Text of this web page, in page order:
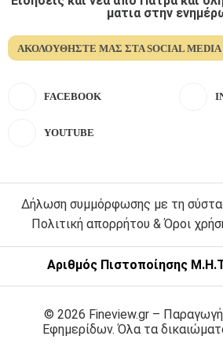
ματια στην
ΑΚΟΛΟΥΘΉΣΤΕ ΜΑΣ ΣΤΑ SOCIAL MEDIA
FACEBOOK
YOUTUBE
Δήλωση συμμόρφωσης με τη
Πολιτική απορρήτου & Όροι
Αριθμός Πιστοποίησης
© 2026 Fineview.gr –
Εφημερίδων. Όλα τα